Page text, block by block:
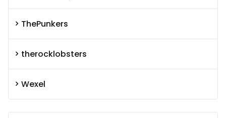
ThePunkers
therocklobsters
Wexel